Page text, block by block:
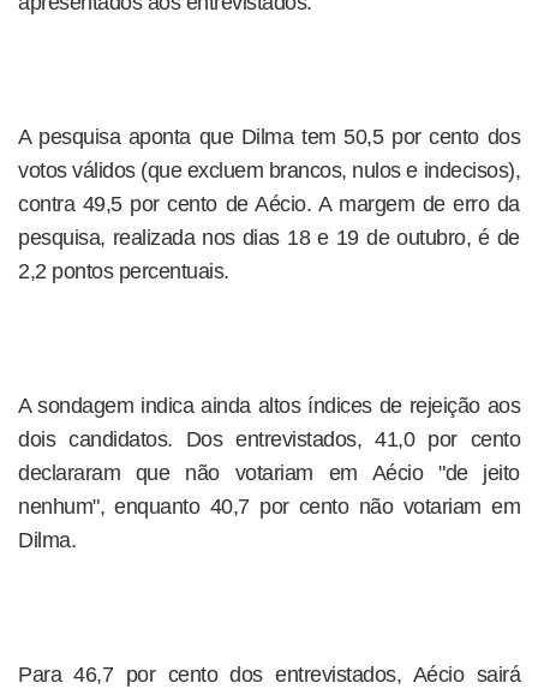
A pesquisa aponta que Dilma tem 50,5 por cento dos
votos válidos (que excluem brancos, nulos e indecisos),
contra 49,5 por cento de Aécio. A margem de erro da
pesquisa, realizada nos dias 18 e 19 de outubro, é de
2,2 pontos percentuais.
A sondagem indica ainda altos índices de rejeição aos
dois candidatos. Dos entrevistados, 41,0 por cento
declararam que não votariam em Aécio "de jeito
nenhum", enquanto 40,7 por cento não votariam em
Dilma.
Para 46,7 por cento dos entrevistados, Aécio sairá